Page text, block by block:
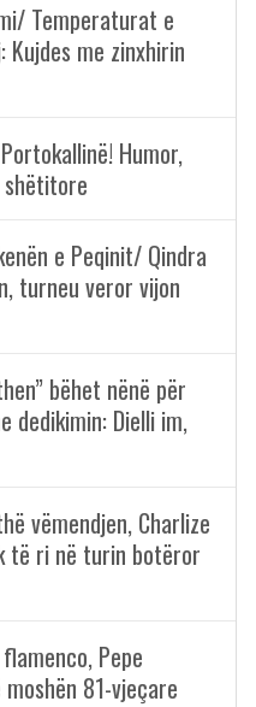
Temperaturat e
me zinxhirin
Humor,
e Peqinit/ Qindra
turneu veror vijon
bëhet nënë për
dedikimin: Dielli im,
vëmendjen, Charlize
të ri në turin botëror
Pepe
81-vjeçare